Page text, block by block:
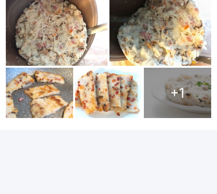
+1